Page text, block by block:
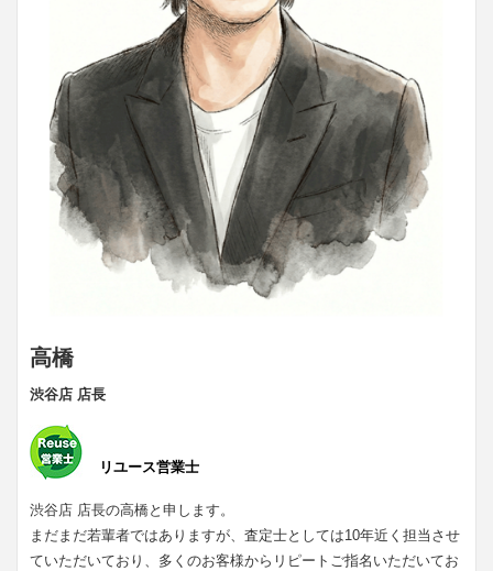
高橋
渋谷店 店長
リユース営業士
渋谷店 店長の高橋と申します。
まだまだ若輩者ではありますが、査定士としては10年近く担当させ
ていただいており、多くのお客様からリピートご指名いただいてお